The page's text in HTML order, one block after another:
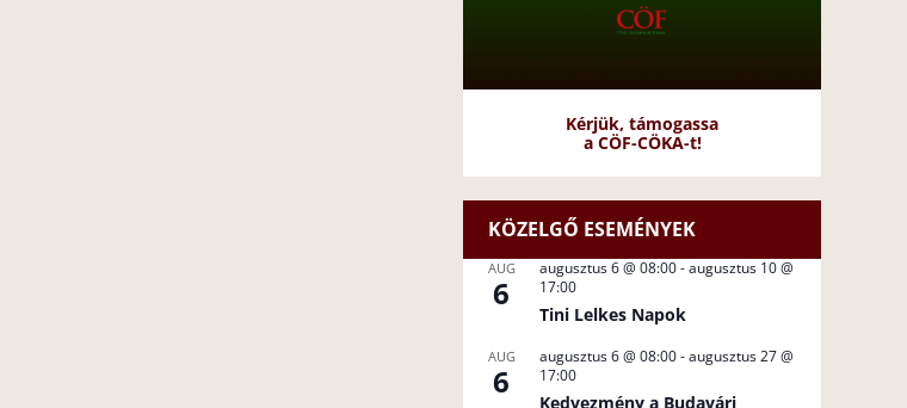
Kérjük, támogassa
a CÖF-CÖKA-t!
KÖZELGŐ ESEMÉNYEK
AUG
6
augusztus 6 @ 08:00-augusztus 10 @
17:00
Tini Lelkes Napok
AUG
6
augusztus 6 @ 08:00-augusztus 27 @
17:00
Kedvezmény a Budavári